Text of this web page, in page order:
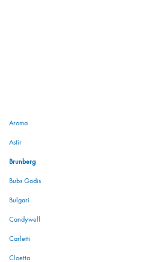
Aroma
Astir
Brunberg
Bubs Godis
Bulgari
Candywell
Carletti
Cloetta